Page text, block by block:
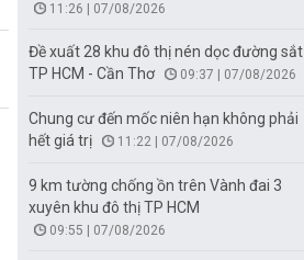
11:26 | 07/08/2026
Đề xuất 28 khu đô thị nén dọc đường sắt
TP HCM - Cần Thơ
09:37 | 07/08/2026
Chung cư đến mốc niên hạn không phải
hết giá trị
11:22 | 07/08/2026
9 km tường chống ồn trên Vành đai 3
xuyên khu đô thị TP HCM
09:55 | 07/08/2026